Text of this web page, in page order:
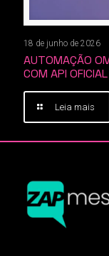
18 de junho de 2026
AUTOMAÇÃO
COM API OFICIAL
Leia mais